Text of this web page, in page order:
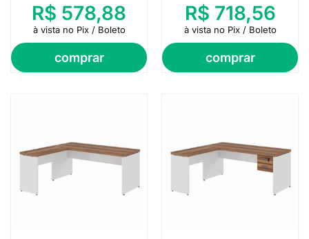
comprar
R$ 578,88
à vista no Pix / Boleto
comprar
R$ 718,56
à vista no Pix / Boleto